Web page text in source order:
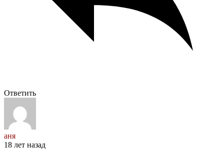
Ответить
аня
18 лет назад